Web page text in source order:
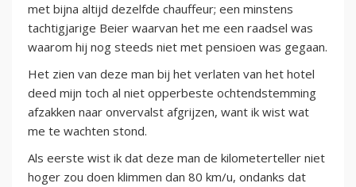
met bijna altijd dezelfde chauffeur; een minstens
tachtigjarige Beier waarvan het me een raadsel was
waarom hij nog steeds niet met pensioen was gegaan.
Het zien van deze man bij het verlaten van het hotel
deed mijn toch al niet opperbeste ochtendstemming
afzakken naar onvervalst afgrijzen, want ik wist wat
me te wachten stond.
Als eerste wist ik dat deze man de kilometerteller niet
hoger zou doen klimmen dan 80 km/u, ondanks dat